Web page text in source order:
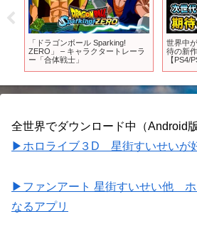
「ドラゴンボール Sparking!
ZERO」 – キャラクタートレーラ
ー「合体戦士」
世界中
待の新
【PS4/
全世界でダウンロード中（Android版
▶ホロライブ３D 星街すいせいが
▶ファンアート 星街すいせい他 ホ
なるアプリ